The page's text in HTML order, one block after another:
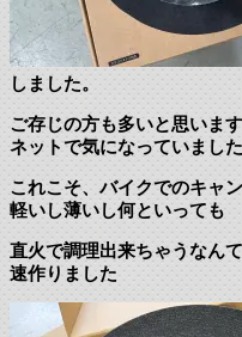
しました。
ご存じの方も多いと思いま
ネットで気になっていまし
これこそ、バイクでのキャ
軽いし薄いし何といっても
直火で調理出来ちゃうなん
速作りました